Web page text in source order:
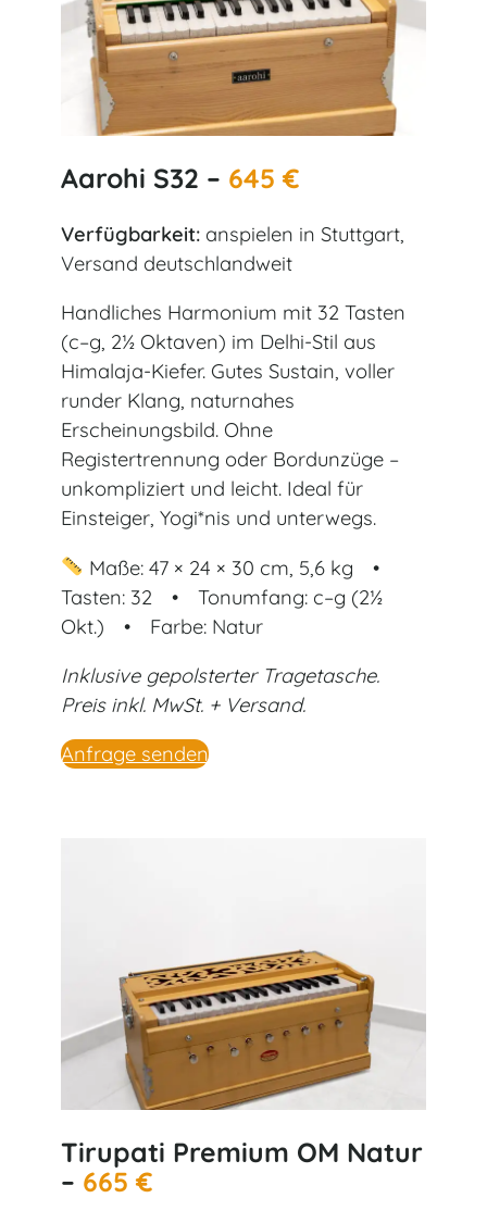
Aarohi S32 – 645 €
Verfügbarkeit: anspielen in Stuttgart,
Versand deutschlandweit
Handliches Harmonium mit 32 Tasten
(c–g, 2½ Oktaven) im Delhi-Stil aus
Himalaja-Kiefer. Gutes Sustain, voller
runder Klang, naturnahes
Erscheinungsbild. Ohne
Registertrennung oder Bordunzüge –
unkompliziert und leicht. Ideal für
Einsteiger, Yogi*nis und unterwegs.
Maße: 47 × 24 × 30 cm, 5,6 kg •
Tasten: 32 • Tonumfang: c–g (2½
Okt.) • Farbe: Natur
Inklusive gepolsterter Tragetasche.
Preis inkl. MwSt. + Versand.
Anfrage senden
Tirupati Premium OM Natur
– 665 €